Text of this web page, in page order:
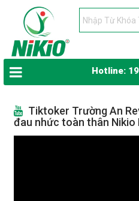
Hotline:
Tiktoker Trường An
đau nhức toàn thân Nikio